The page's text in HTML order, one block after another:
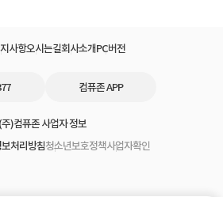
사항오시는길회사소개PC버전
컴퓨존 APP
(주)컴퓨존 사업자 정보
처리방침청소년보호정책사업자확인